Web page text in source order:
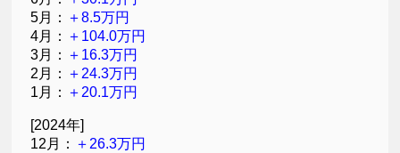
5月： ＋8.5万円
4月： ＋104.0万円
3月： ＋16.3万円
2月： ＋24.3万円
1月： ＋20.1万円
[2024年]
12月： ＋26.3万円